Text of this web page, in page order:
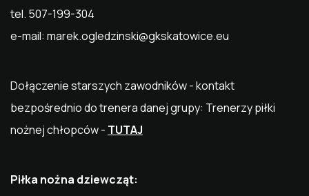
tel. 507-199-304
e-mail: marek.ogledzinski@gkskatowice.eu
Dołączenie starszych zawodników - kontakt
bezpośrednio do trenera danej grupy: Trenerzy piłki
nożnej chłopców - TUTAJ
Piłka nożna dziewcząt: